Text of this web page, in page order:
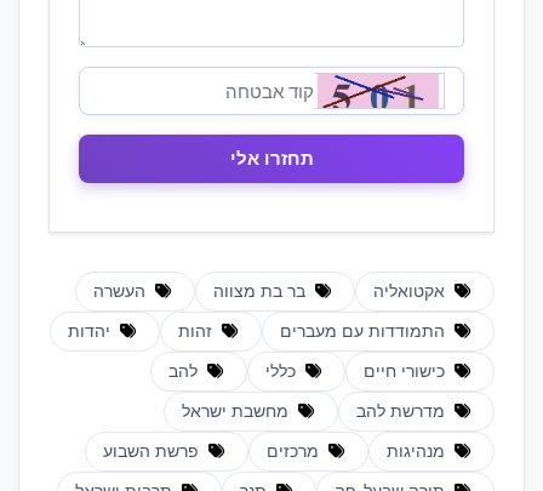
אקטואליה בר בת מצווה העשרה
התמודדות עם מעברים זהות יהדות
כישורי חיים כללי להב
מדרשת להב מחשבת ישראל
מנהיגות מרכזים פרשת השבוע